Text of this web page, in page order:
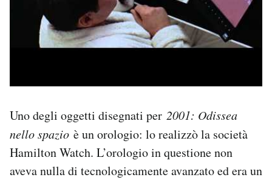
Uno degli oggetti disegnati per 2001: Odissea
nello spazio è un orologio: lo realizzò la società
Hamilton Watch. L’orologio in questione non
aveva nulla di tecnologicamente avanzato ed era un